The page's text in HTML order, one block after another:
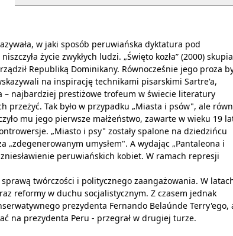
w jaki sposób peruwiańska dyktatura pod
życie zwykłych ludzi. „Święto kozła” (2000)
Republiką Dominikany. Równocześnie jego proza
na inspirację technikami pisarskimi Sartre'a,
– najbardziej prestiżowe trofeum w świecie literatury
przeżyć. Tak było w przypadku „Miasta i psów", ale
mu jego pierwsze małżeństwo, zawarte w wieku 19
„Miasto i psy" zostały spalone na dziedzińcu
„zdegenerowanym umysłem". A wydając „Pantaleona i
peruwiańskich kobiet. W ramach represji
twórczości i politycznego zaangażowania. W
reformy w duchu socjalistycznym. Z czasem jednak
prezydenta Fernando Belaúnde Terry'ego,
na prezydenta Peru - przegrał w drugiej turze.